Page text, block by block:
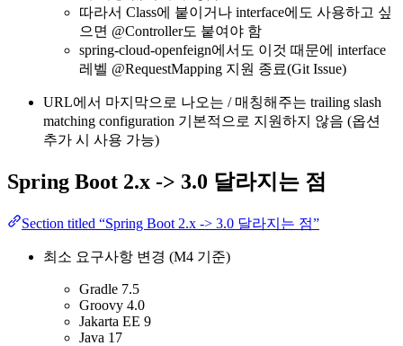
따라서 Class에 붙이거나 interface에도 사용하고 싶
으면 @Controller도 붙여야 함
spring-cloud-openfeign에서도 이것 때문에 interface
레벨 @RequestMapping 지원 종료(Git Issue)
URL에서 마지막으로 나오는 / 매칭해주는 trailing slash
matching configuration 기본적으로 지원하지 않음 (옵션
추가 시 사용 가능)
Spring Boot 2.x -> 3.0 달라지는 점
Section titled “Spring Boot 2.x -> 3.0 달라지는 점”
최소 요구사항 변경 (M4 기준)
Gradle 7.5
Groovy 4.0
Jakarta EE 9
Java 17